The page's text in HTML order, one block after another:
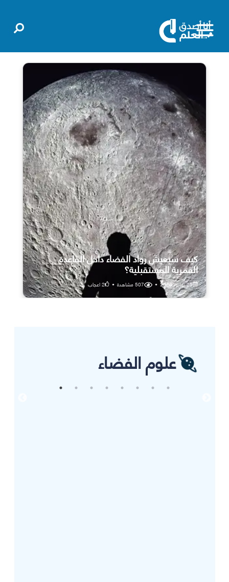
كيف سيعيش رواد الفضاء داخل القاعدة
القمرية المستقبلية؟
25 يوليو، 2026 •
507مشاهدة •
2اعجاب
علوم الفضاء